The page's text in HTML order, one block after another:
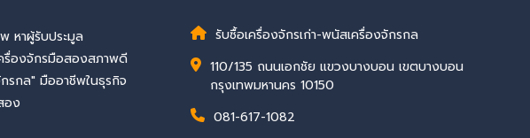
หาผู้รับประมูล
ครื่องจักรมือสองสภาพดี
รกล" มืออาชีพในธุรกิจ
อง
รับซื้อเครื่องจักรเก่า-พนัสเครื่องจักรกล
110/135 ถนนเอกชัย แขวงบางบอน เขตบางบอน
กรุงเทพมหานคร 10150
081-617-1082